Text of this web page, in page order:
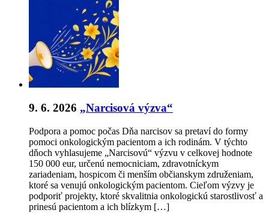
9. 6. 2026 „Narcisová výzva“
Podpora a pomoc počas Dňa narcisov sa pretaví do formy
pomoci onkologickým pacientom a ich rodinám. V týchto
dňoch vyhlasujeme „Narcisovú“ výzvu v celkovej hodnote
150 000 eur, určenú nemocniciam, zdravotníckym
zariadeniam, hospicom či menším občianskym združeniam,
ktoré sa venujú onkologickým pacientom. Cieľom výzvy je
podporiť projekty, ktoré skvalitnia onkologickú starostlivosť a
prinesú pacientom a ich blízkym […]